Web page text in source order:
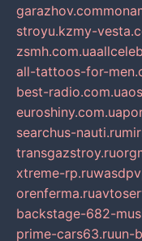
garazhov.com
stroyu.kzmy-
zsmh.com.ua
all-tattoos-for-
best-radio.com.ua
euroshiny.com.ua
searchus-nauti.ru
transgazstroy.ru
xtreme-rp.ru
orenferma.ru
backstage-682-
prime-cars63.ruun-